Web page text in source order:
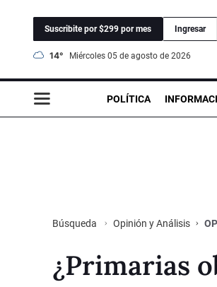
Suscribite por $299 por mes Ingresar
14° miércoles 05 de agosto de 2026
POLÍTICA
Búsqueda Opinión y Análisis
¿Primarias